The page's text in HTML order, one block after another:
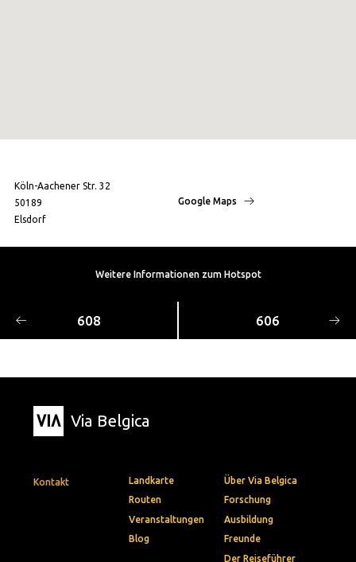
Köln-Aachener Str. 32
50189
Elsdorf
Google Maps
Weitere Informationen zum Hotspot
608 606
Via Belgica
Kontakt
Landkarte
Routen
Veranstaltungen
Blog
Über Via Belgica
Forschung
Ausbildung
Freunde
Der Reiseführer